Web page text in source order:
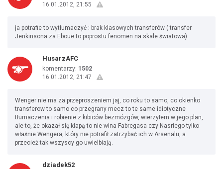
16.01.2012, 21:55
ja potrafie to wytłumaczyć : brak klasowych transferów ( transfer
Jenkinsona za Eboue to poprostu fenomen na skale światowa)
HusarzAFC
komentarzy: 1502
16.01.2012, 21:47
Wenger nie ma za przeproszeniem jaj, co roku to samo, co okienko
transferow to samo co przegrany mecz to te same idiotyczne
tłumaczenia i robienie z kibiców bezmózgów, wierzyłem w jego plan,
ale to, że okazał się klapą to nie wina Fabregasa czy Nasriego tylko
właśnie Wengera, który nie potrafił zatrzybać ich w Arsenalu, a
przecież tak wszyscy go uwielbiają.
dziadek52